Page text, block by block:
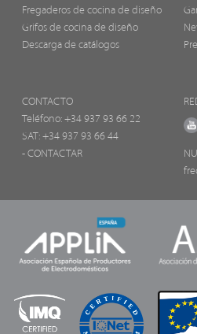
Fregaderos de cocina de diseño
Grifos de cocina de diseño
Descarga de catálogos
CONTACTO
Teléfono: +34 937 93 66 22
SAT: +34 937 93 66 44
- CONTACTAR